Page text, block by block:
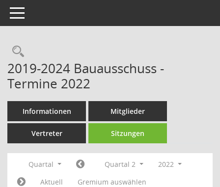
Toggle navigation
Rechercheauswahl
2019-2024 Bauausschuss -
Termine 2022
Informationen Mitglieder
Vertreter Sitzungen
Quartal Quartal 2
2022
Aktuell
Gremium auswählen